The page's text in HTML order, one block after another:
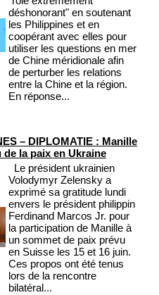
déshonorant" en soutenant
les Philippines et en
coopérant avec elles pour
utiliser les questions en mer
de Chine méridionale afin
de perturber les relations
entre la Chine et la région.
En réponse...
– DIPLOMATIE : Manille
de la paix en Ukraine
Le président ukrainien
Volodymyr Zelensky a
exprimé sa gratitude lundi
envers le président philippin
Ferdinand Marcos Jr. pour
la participation de Manille à
un sommet de paix prévu
en Suisse les 15 et 16 juin.
Ces propos ont été tenus
lors de la rencontre
bilatéral...